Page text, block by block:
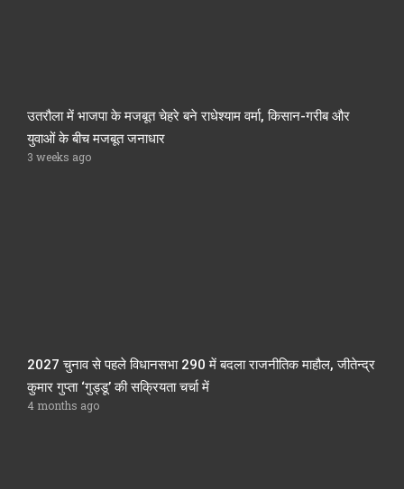
उतरौला में भाजपा के मजबूत चेहरे बने राधेश्याम वर्मा, किसान-गरीब और
युवाओं के बीच मजबूत जनाधार
3 weeks ago
2027 चुनाव से पहले विधानसभा 290 में बदला राजनीतिक माहौल, जीतेन्द्र
कुमार गुप्ता ‘गुड्डू’ की सक्रियता चर्चा में
4 months ago